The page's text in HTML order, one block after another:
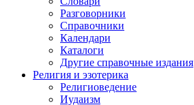
Разговорники
Справочники
Календари
Каталоги
Другие справочные издания
Религия и эзотерика
Религиоведение
Иудаизм